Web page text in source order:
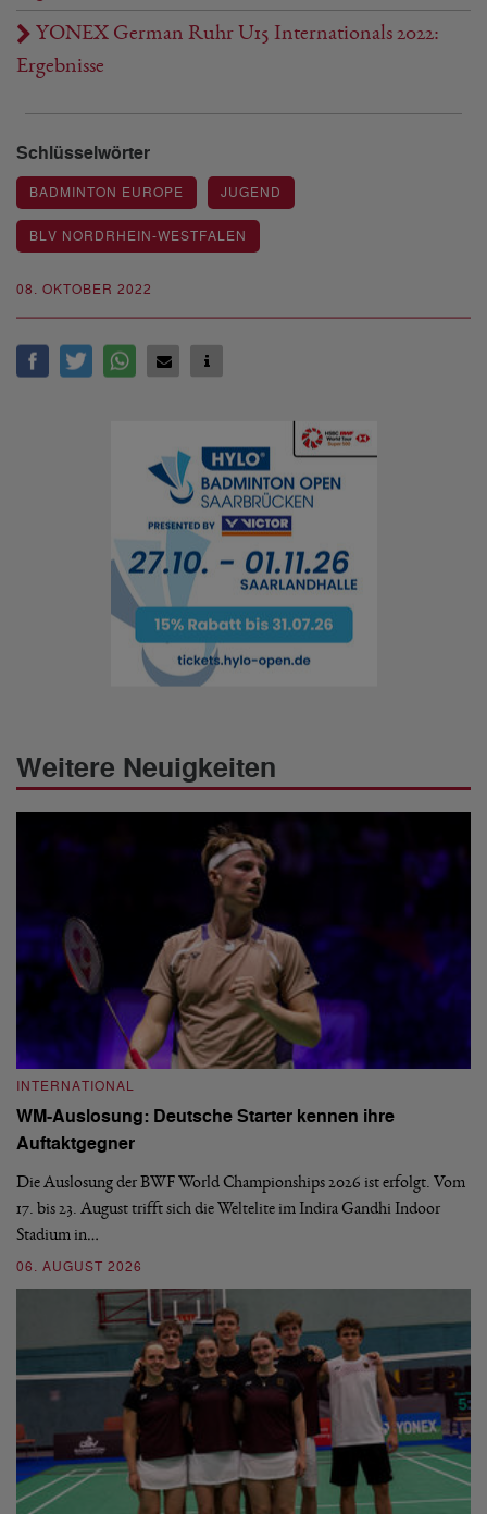
08. OKTOBER 2022
YONEX German Ruhr U15 Internationals 2022:
Ergebnisse
Schlüsselwörter
BADMINTON EUROPE JUGEND
BLV NORDRHEIN-WESTFALEN
Weitere Neuigkeiten
INTERNATIONAL
WM-Auslosung: Deutsche Starter kennen ihre
Auftaktgegner
Die Auslosung der BWF World Championships 2026 ist erfolgt. Vom
17. bis 23. August trifft sich die Weltelite im Indira Gandhi Indoor
Stadium in…
06. AUGUST 2026